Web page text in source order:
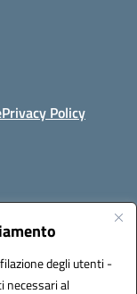
degli utenti -
necessari al
Privacy Policy
di Stabia
- PEC: